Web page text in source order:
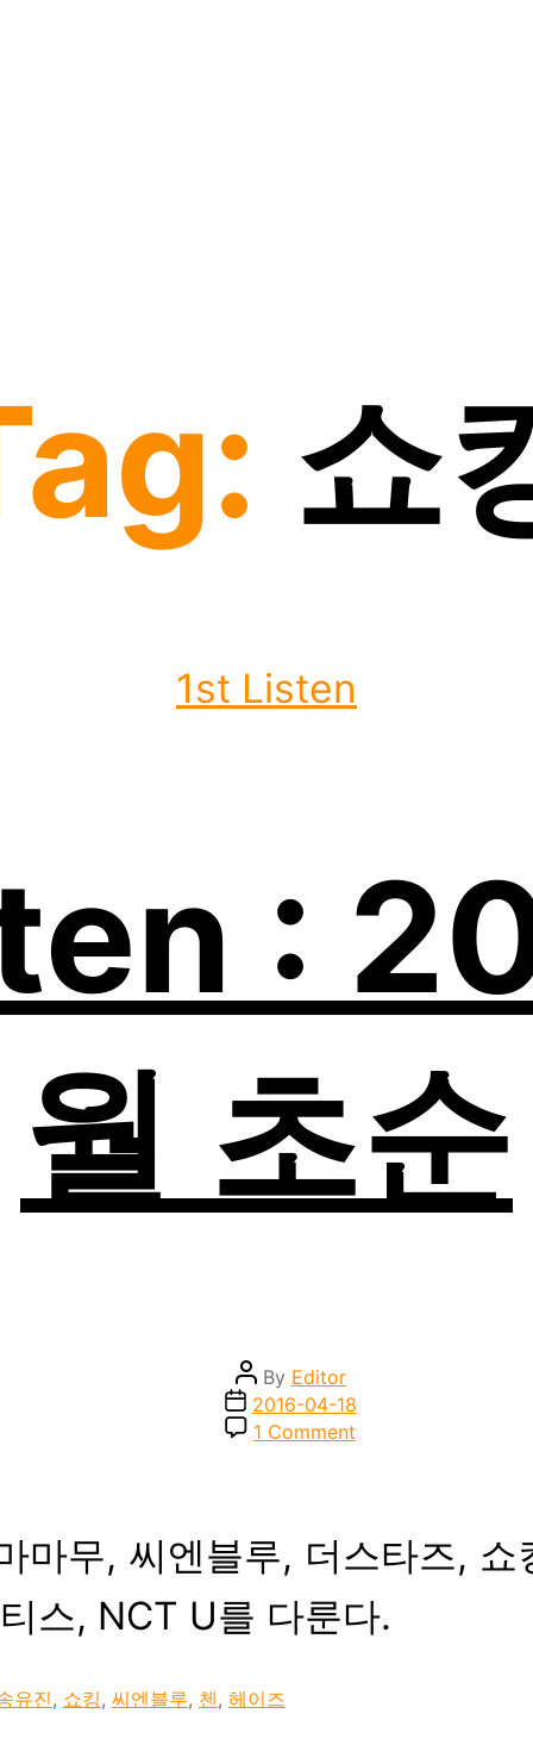
쇼
Categories
1st Listen
:
월 초순
Post
author
By Editor
Post
date
2016-04-18
1 Comment
년
4
월
초
마무, 씨엔블루, 더스타즈,
스, NCT U를 다룬다.
유진 , 쇼킹 , 씨엔블루, 첸 , 헤이즈